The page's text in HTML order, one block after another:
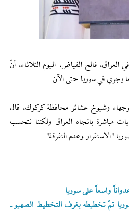
العراق، فالح الفياض، اليوم الثلاثاء، أنّ
يجري في سوريا حتى الآن.
وشيوخ عشائر محافظة كركوك، قال
مباشرة باتجاه العراق ولكننا نتحسب
"الاستقرار وعدم التفرقة".
واسعاً على سوريا
تمّ تخطيطه بغرف التخطيط الصهيو ـ